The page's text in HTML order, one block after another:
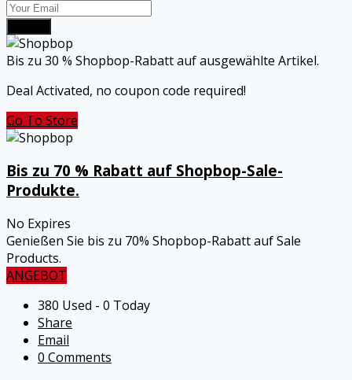
Bis zu 30 % Shopbop-Rabatt auf ausgewählte Artikel.
Deal Activated, no coupon code required!
Go To Store
Bis zu 70 % Rabatt auf Shopbop-Sale-
Produkte.
No Expires
Genießen Sie bis zu 70% Shopbop-Rabatt auf Sale
Products.
ANGEBOT
380 Used - 0 Today
Share
Email
0 Comments